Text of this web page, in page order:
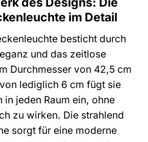
im Detail
besticht durch
und das zeitlose
Durchmesser von 42,5 cm
lediglich 6 cm fügt sie
in jeden Raum ein, ohne
zu wirken. Die strahlend
sorgt für eine moderne